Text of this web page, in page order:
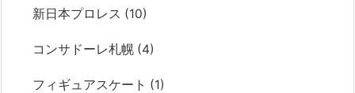
新日本プロレス (10)
コンサドーレ札幌 (4)
フィギュアスケート (1)